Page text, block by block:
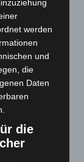
sucht
werden
und
die
Daten
die